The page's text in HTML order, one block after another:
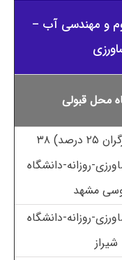
و مهندسی آب –
محل قبولی
۳۸ (سهمیه ایثارگران ۲۵ درصد)
روزانه-دانشگاه
مشهد
روزانه-دانشگاه
شیراز